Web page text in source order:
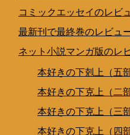
コミックエッセイのレビ
最新刊で最終巻のレビュ
ネット小説マンガ版のレ
本好きの下剋上（五
本好きの下克上（二
本好きの下克上（三
本好きの下克上（四